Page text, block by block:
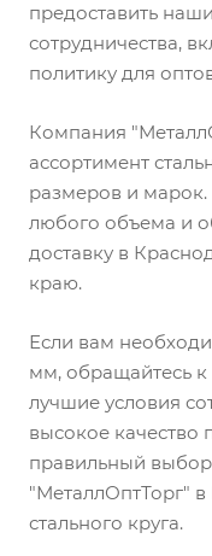
предоставить
сотрудничества,
политику для
Компания
ассортимент
размеров и
любого объема и
доставку в
краю.
Если вам
мм, обращайтесь
лучшие условия
высокое качество
правильный
"МеталлОптТорг"
стального круга.